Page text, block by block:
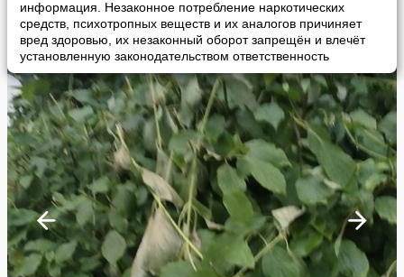
информация. Незаконное потребление наркотических
средств, психотропных веществ и их аналогов причиняет
вред здоровью, их незаконный оборот запрещён и влечёт
установленную законодательством ответственность